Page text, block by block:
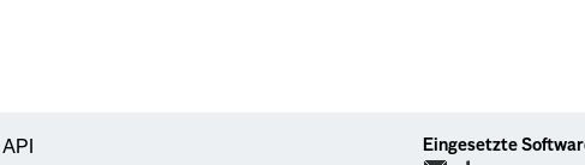
Eingesetzte